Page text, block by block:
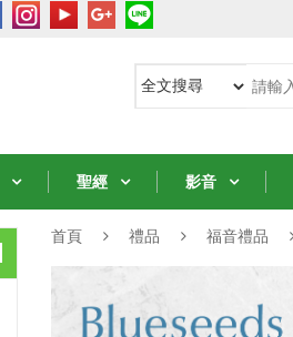
聖經 影音
從聖經中的女人學
8堂智慧課
首頁 禮品 福音禮品